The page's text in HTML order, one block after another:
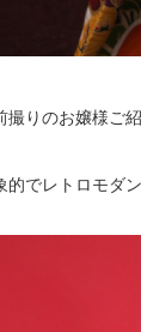
撮りのお嬢様ご
的でレトロモダ